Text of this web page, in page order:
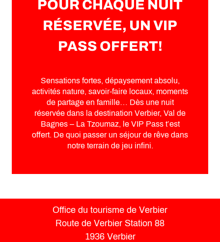
POUR CHAQUE NUIT
RÉSERVÉE, UN VIP
PASS OFFERT!
Sensations fortes, dépaysement absolu,
activités nature, savoir-faire locaux, moments
de partage en famille… Dès une nuit
réservée dans la destination Verbier, Val de
Bagnes – La Tzoumaz, le VIP Pass t’est
offert. De quoi passer un séjour de rêve dans
notre terrain de jeu infini.
Office du tourisme de Verbier
Route de Verbier Station 88
1936 Verbier